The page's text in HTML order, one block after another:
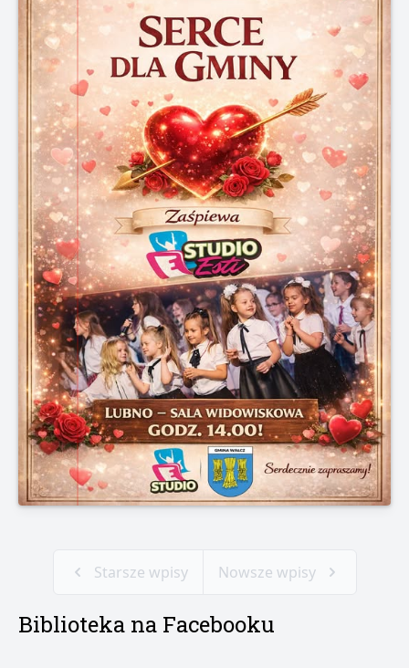
Starsze wpisy Nowsze wpisy
Biblioteka na Facebooku